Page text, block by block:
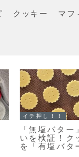
クッキー マフ
う間
♡栗
スコーン
「スコ
んだ♪」
わりと